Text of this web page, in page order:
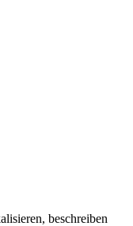
beschreiben